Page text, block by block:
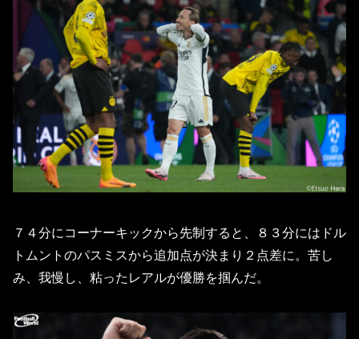
７４分にコーナーキックから先制すると、８３分にはドル
トムントのパスミスから追加点が決まり２点差に。苦し
み、我慢し、粘ったレアルが優勝を掴んだ。